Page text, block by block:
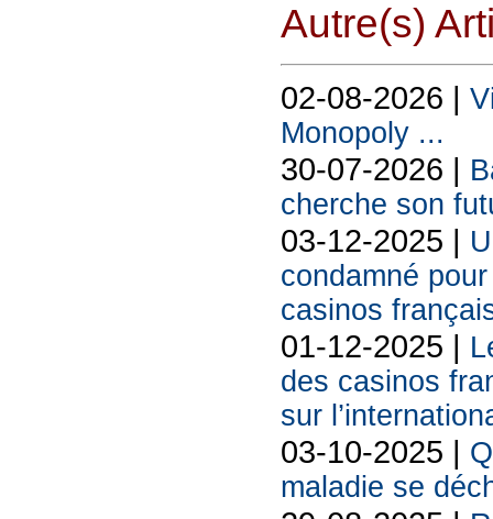
Autre(s)
02-08-2026 |
Monopoly ...
30-07-2026 |
cherche son
03-12-2025 |
condamné
casinos
01-12-2025 |
des casinos
sur
03-10-2025 |
maladie se